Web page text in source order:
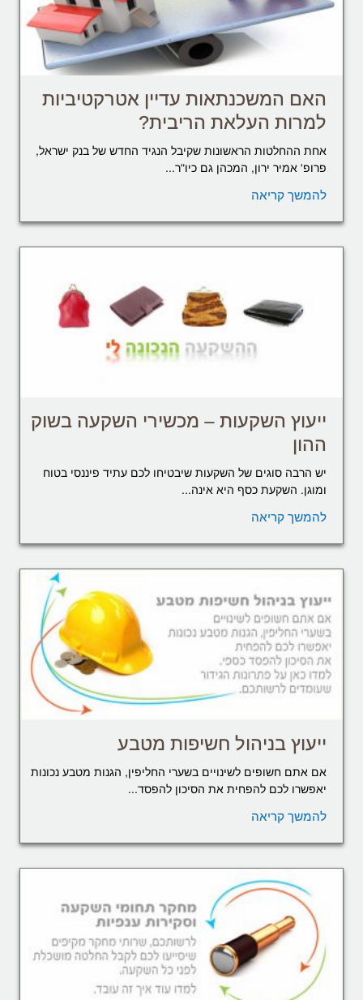
האם המשכנתאות עדיין אטרקטיביות
למרות העלאת הריבית?
אחת ההחלטות הראשונות שקיבל הנגיד החדש של בנק ישראל,
פרופ' אמיר ירון, המכהן גם כיו"ר...
להמשך קריאה
ייעוץ השקעות – מכשירי השקעה בשוק
ההון
יש הרבה סוגים של השקעות שיבטיחו לכם עתיד פיננסי בטוח
ומוגן. השקעת כסף היא אינה...
להמשך קריאה
ייעוץ בניהול חשיפות מטבע
אם אתם חשופים לשינויים בשערי החליפין, הגנות מטבע נכונות
יאפשרו לכם להפחית את הסיכון להפסד...
להמשך קריאה